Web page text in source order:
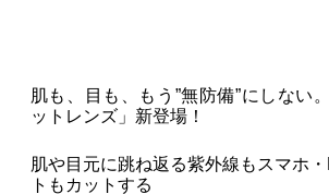
肌も、目も、もう”無防備”にしない
ットレンズ」新登場！
肌や目元に跳ね返る紫外線もスマホ
トもカットする